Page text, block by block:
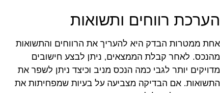
רווחים ותשואות
ממטרות הבדק היא להעריך את הרווחים והתשואות
לאחר קבלת הממצאים, ניתן לבצע חישובים
יותר לגבי כמה הנכס מניב וכיצד ניתן לשפר את
אם הבדיקה מצביעה על בעיות שמפחיתות את